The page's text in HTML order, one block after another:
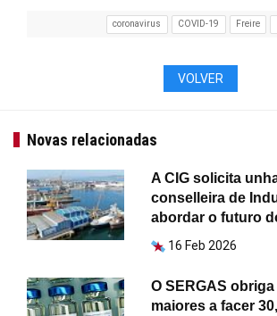
coronavirus COVID-19 Freire
VOLVER
Novas relacionadas
A CIG solicita
conselleira de
abordar o futuro
16 Feb 2026
O SERGAS
maiores a facer